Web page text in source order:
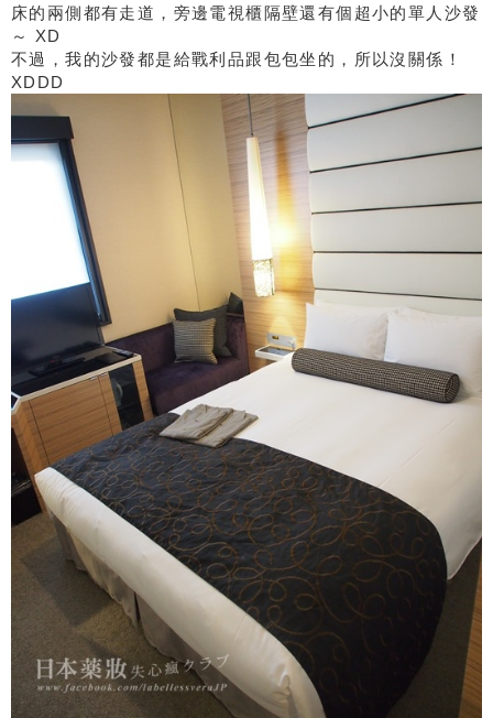
床的兩側都有走道，旁邊電視櫃隔壁還有個超小的單人沙發
～ XD
不過，我的沙發都是給戰利品跟包包坐的，所以沒關係！
XDDD